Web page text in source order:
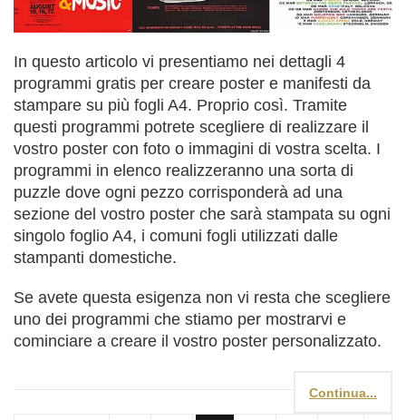
In questo articolo vi presentiamo nei dettagli 4
programmi gratis per creare poster e manifesti da
stampare su più fogli A4. Proprio così. Tramite
questi programmi potrete scegliere di realizzare il
vostro poster con foto o immagini di vostra scelta. I
programmi in elenco realizzeranno una sorta di
puzzle dove ogni pezzo corrisponderà ad una
sezione del vostro poster che sarà stampata su ogni
singolo foglio A4, i comuni fogli utilizzati dalle
stampanti domestiche.
Se avete questa esigenza non vi resta che scegliere
uno dei programmi che stiamo per mostrarvi e
cominciare a creare il vostro poster personalizzato.
Continua...